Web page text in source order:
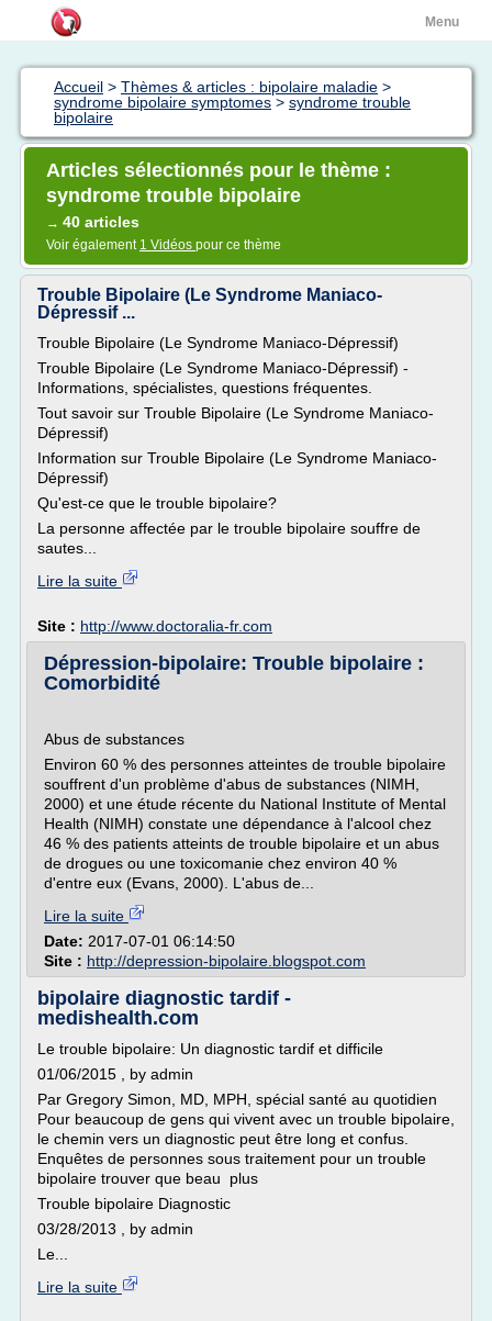
Menu
Accueil > Thèmes & articles : bipolaire maladie >
syndrome bipolaire symptomes > syndrome trouble
bipolaire
Articles sélectionnés pour le thème :
syndrome trouble bipolaire
→ 40 articles
Voir également 1 Vidéos pour ce thème
Trouble Bipolaire (Le Syndrome Maniaco-
Dépressif ...
Trouble Bipolaire (Le Syndrome Maniaco-Dépressif)
Trouble Bipolaire (Le Syndrome Maniaco-Dépressif) -
Informations, spécialistes, questions fréquentes.
Tout savoir sur Trouble Bipolaire (Le Syndrome Maniaco-
Dépressif)
Information sur Trouble Bipolaire (Le Syndrome Maniaco-
Dépressif)
Qu'est-ce que le trouble bipolaire?
La personne affectée par le trouble bipolaire souffre de
sautes...
Lire la suite
Site : http://www.doctoralia-fr.com
Dépression-bipolaire: Trouble bipolaire :
Comorbidité
Abus de substances
Environ 60 % des personnes atteintes de trouble bipolaire
souffrent d'un problème d'abus de substances (NIMH,
2000) et une étude récente du National Institute of Mental
Health (NIMH) constate une dépendance à l'alcool chez
46 % des patients atteints de trouble bipolaire et un abus
de drogues ou une toxicomanie chez environ 40 %
d'entre eux (Evans, 2000). L'abus de...
Lire la suite
Date: 2017-07-01 06:14:50
Site : http://depression-bipolaire.blogspot.com
bipolaire diagnostic tardif -
medishealth.com
Le trouble bipolaire: Un diagnostic tardif et difficile
01/06/2015 , by admin
Par Gregory Simon, MD, MPH, spécial santé au quotidien
Pour beaucoup de gens qui vivent avec un trouble bipolaire,
le chemin vers un diagnostic peut être long et confus.
Enquêtes de personnes sous traitement pour un trouble
bipolaire trouver que beau plus
Trouble bipolaire Diagnostic
03/28/2013 , by admin
Le...
Lire la suite